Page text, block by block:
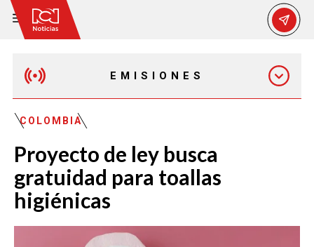
EMISIONES
EMISIÓN 12:30 PM
COLOMBIA
Proyecto de ley busca
gratuidad para toallas
higiénicas